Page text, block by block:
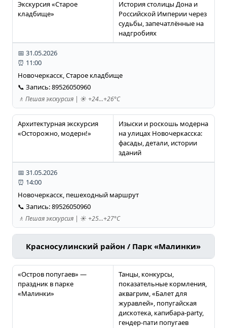
Экскурсия «Старое
кладбище»
История столицы Дона и
Российской Империи через
судьбы, запечатлённые на
надгробиях
📅 31.05.2026
⏰ 11:00
Новочеркасск, Старое кладбище
📞 Запись: 89526050960
🚶 Пешая экскурсия | ☀️ +24…+26°C
Архитектурная экскурсия
«Осторожно, модерн!»
Изыски и роскошь модерна
на улицах Новочеркасска:
фасады, детали, истории
зданий
📅 31.05.2026
⏰ 14:00
Новочеркасск, пешеходный маршрут
📞 Запись: 89526050960
🚶 Пешая экскурсия | ☀️ +25…+27°C
Красносулинский район / Парк «Малинки»
«Остров попугаев» —
праздник в парке
«Малинки»
Танцы, конкурсы,
показательные кормления,
аквагрим, «Балет для
журавлей», попугайская
дискотека, капибара-party,
гендер-пати попугаев